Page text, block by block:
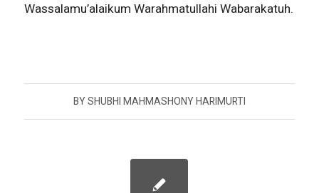
Wassalamu’alaikum Warahmatullahi Wabarakatuh.
BYSHUBHI MAHMASHONY HARIMURTI